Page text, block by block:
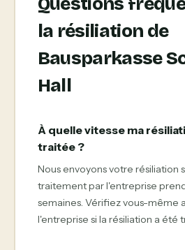
la résiliation de
Bausparkasse
Hall
À quelle vitesse ma
traitée ?
Nous envoyons votre résiliation
traitement par l'entreprise
semaines. Vérifiez vous-même
l'entreprise si la résiliation a été